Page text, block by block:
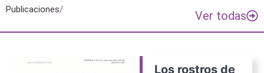
Publicaciones/ Ver todas
Los rostros de